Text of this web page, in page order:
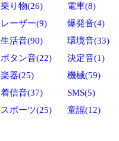
乗り物(26) 電車(8)
レーザー(9) 爆発音(4)
生活音(90) 環境音(33)
ボタン音(22) 決定音(1)
楽器(25) 機械(59)
着信音(37) SMS(5)
スポーツ(25) 童謡(12)